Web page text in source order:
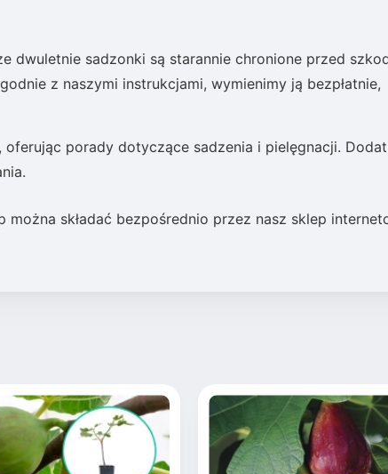
dwuletnie sadzonki są starannie chronione przed
z naszymi instrukcjami, wymienimy ją bezpłatnie,
oferując porady dotyczące sadzenia i pielęgnacji.
składać bezpośrednio przez nasz sklep